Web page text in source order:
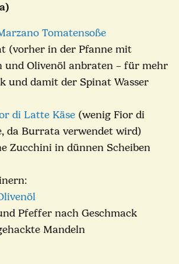
Tomatensoße
(vorher in der Pfanne mit
und Olivenöl anbraten – für mehr
und damit der Spinat Wasser
di Latte Käse (wenig Fior di
da Burrata verwendet wird)
Zucchini in dünnen Scheiben
Pfeffer nach Geschmack
Mandeln